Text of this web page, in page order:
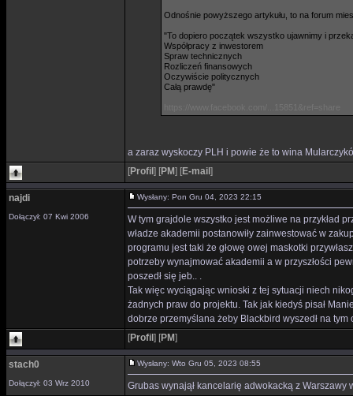
Odnośnie powyższego artykułu, to na forum
"To dopiero początek wszystko ujawnimy i
Współpracy z inwestorem
Spraw technicznych
Rozliczeń finansowych
Oczywiście politycznych
Całą prawdę"
a zaraz wyskoczy PLH i powie że to wina
[Profil ] [PM] [E-mail ]
najdi
Dołączył: 07 Kwi 2006
Wysłany: Pon Gru 04, 2023 22:15
W tym grajdole wszystko jest możliwe na przykład
władze akademii postanowiły zainwestować w
programu jest taki że głowę owej maskotki
potrzeby wynajmować akademii a w przyszłości
poszedł się jeb.. .
Tak więc wyciągając wnioski z tej sytuacji niech
żadnych praw do projektu. Tak jak kiedyś pisał
dobrze przemyślana żeby Blackbird wyszedł na
[Profil ] [PM]
stach0
Dołączył: 03 Wrz 2010
Wysłany: Wto Gru 05, 2023 08:55
Grubas wynajął kancelarię adwokacką z Warszawy